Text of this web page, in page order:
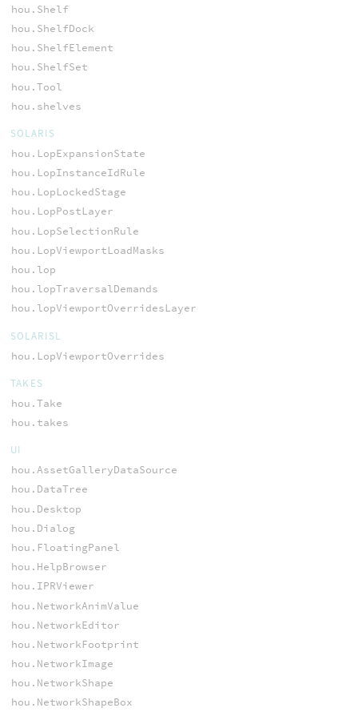
hou.Shelf
hou.ShelfDock
hou.ShelfElement
hou.ShelfSet
hou.Tool
hou.shelves
SOLARIS
hou.LopExpansionState
hou.LopInstanceIdRule
hou.LopLockedStage
hou.LopPostLayer
hou.LopSelectionRule
hou.LopViewportLoadMasks
hou.lop
hou.lopTraversalDemands
hou.lopViewportOverridesLayer
SOLARISL
hou.LopViewportOverrides
TAKES
hou.Take
hou.takes
UI
hou.AssetGalleryDataSource
hou.DataTree
hou.Desktop
hou.Dialog
hou.FloatingPanel
hou.HelpBrowser
hou.IPRViewer
hou.NetworkAnimValue
hou.NetworkEditor
hou.NetworkFootprint
hou.NetworkImage
hou.NetworkShape
hou.NetworkShapeBox